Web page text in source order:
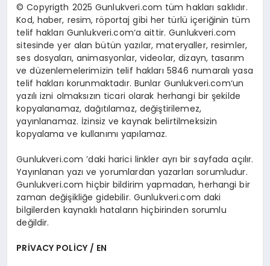
© Copyrigth 2025 Gunlukveri.com tüm hakları saklıdır.
Kod, haber, resim, röportaj gibi her türlü içeriğinin tüm
telif hakları Gunlukveri.com‘a aittir. Gunlukveri.com
sitesinde yer alan bütün yazılar, materyaller, resimler,
ses dosyaları, animasyonlar, videolar, dizayn, tasarım
ve düzenlemelerimizin telif hakları 5846 numaralı yasa
telif hakları korunmaktadır. Bunlar Gunlukveri.com‘un
yazılı izni olmaksızın ticari olarak herhangi bir şekilde
kopyalanamaz, dağıtılamaz, değiştirilemez,
yayınlanamaz. İzinsiz ve kaynak belirtilmeksizin
kopyalama ve kullanımı yapılamaz.
Gunlukveri.com ’daki harici linkler ayrı bir sayfada açılır.
Yayınlanan yazı ve yorumlardan yazarları sorumludur.
Gunlukveri.com hiçbir bildirim yapmadan, herhangi bir
zaman değişikliğe gidebilir. Gunlukveri.com daki
bilgilerden kaynaklı hataların hiçbirinden sorumlu
değildir.
PRİVACY POLİCY / EN